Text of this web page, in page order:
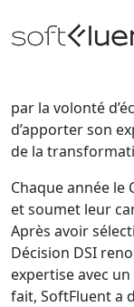
par la volonté
d’apporter son
de la
Chaque année le
et soumet leur
Après avoir
Décision DSI
expertise avec
fait, SoftFluent a